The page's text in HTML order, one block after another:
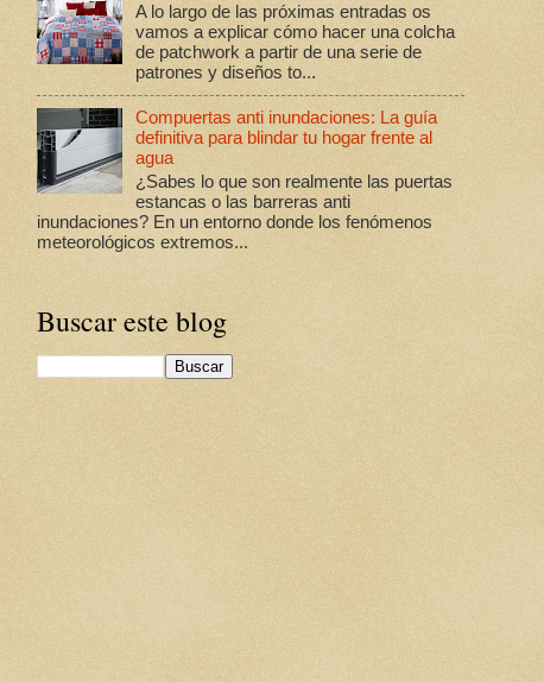
A lo largo de las próximas entradas os
vamos a explicar cómo hacer una colcha
de patchwork a partir de una serie de
patrones y diseños to...
Compuertas anti inundaciones: La guía
definitiva para blindar tu hogar frente al
agua
¿Sabes lo que son realmente las puertas
estancas o las barreras anti
inundaciones? En un entorno donde los fenómenos
meteorológicos extremos...
Buscar este blog